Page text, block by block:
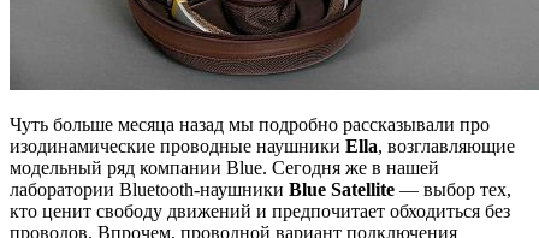
Чуть больше месяца назад мы подробно рассказывали про
изодинамические проводные наушники Ella, возглавляющие
модельный ряд компании Blue. Сегодня же в нашей
лаборатории Bluetooth-наушники Blue Satellite — выбор тех,
кто ценит свободу движений и предпочитает обходиться без
проводов. Впрочем, проводной вариант подключения